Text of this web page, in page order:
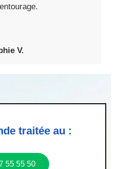
V.
traitée au :
55 55 50